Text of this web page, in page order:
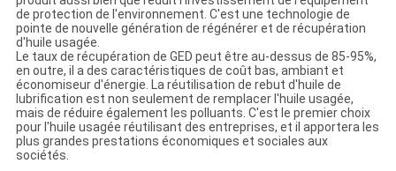
de protection de l'environnement. C'est une technologie de
pointe de nouvelle génération de régénérer et de récupération
d'huile usagée.
Le taux de récupération de GED peut être au-dessus de 85-95%,
en outre, il a des caractéristiques de coût bas, ambiant et
économiseur d'énergie. La réutilisation de rebut d'huile de
lubrification est non seulement de remplacer l'huile usagée,
mais de réduire également les polluants. C'est le premier choix
pour l'huile usagée réutilisant des entreprises, et il apportera les
plus grandes prestations économiques et sociales aux
sociétés.